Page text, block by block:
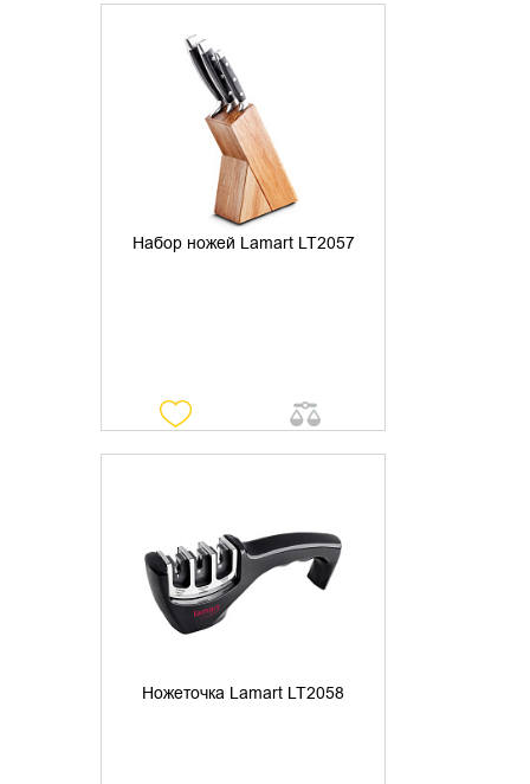
Набор ножей Lamart LT2057
УТОЧНИТЬ НАЛИЧИЕ
Ножеточка Lamart LT2058